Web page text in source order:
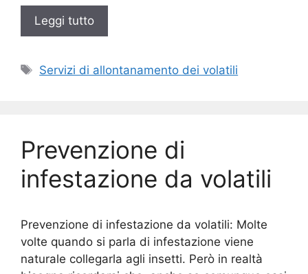
Leggi tutto
Tag
Servizi di allontanamento dei volatili
Prevenzione di
infestazione da volatili
Prevenzione di infestazione da volatili: Molte
volte quando si parla di infestazione viene
naturale collegarla agli insetti. Però in realtà